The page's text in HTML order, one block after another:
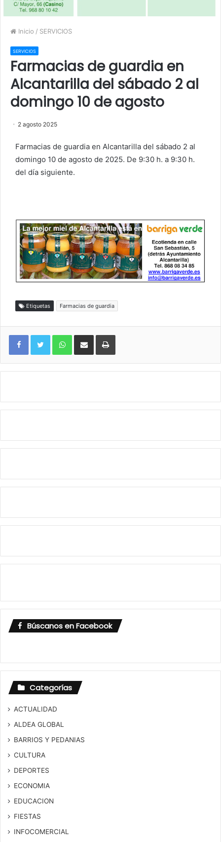
Inicio / SERVICIOS
SERVICIOS
Farmacias de guardia en
Alcantarilla del sábado 2 al
domingo 10 de agosto
2 agosto 2025
Farmacias de guardia en Alcantarilla del sábado 2 al
domingo 10 de agosto de 2025. De 9:30 h. a 9:30 h.
del día siguiente.
Etiquetas Farmacias de guardia
WhatsAppCompartir por correo electrónicoImprimir
Búscanos en Facebook
Categorías
ACTUALIDAD
ALDEA GLOBAL
BARRIOS Y PEDANIAS
CULTURA
DEPORTES
ECONOMIA
EDUCACION
FIESTAS
INFOCOMERCIAL